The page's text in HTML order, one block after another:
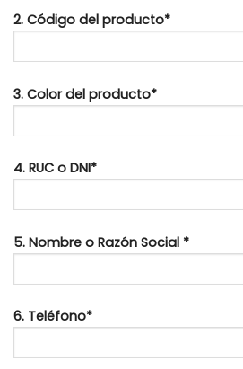
2. Código del producto*
3. Color del producto*
4. RUC o DNI*
5. Nombre o Razón Social *
6. Teléfono*